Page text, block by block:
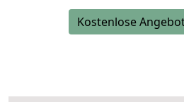
Kostenlose